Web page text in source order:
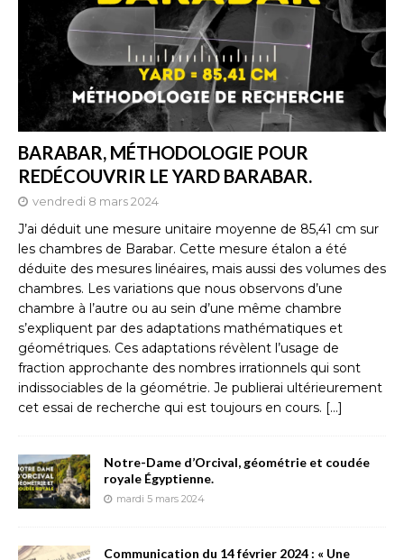
BARABAR, MÉTHODOLOGIE POUR
REDÉCOUVRIR LE YARD BARABAR.
vendredi 8 mars 2024
J’ai déduit une mesure unitaire moyenne de 85,41 cm sur
les chambres de Barabar. Cette mesure étalon a été
déduite des mesures linéaires, mais aussi des volumes des
chambres. Les variations que nous observons d’une
chambre à l’autre ou au sein d’une même chambre
s’expliquent par des adaptations mathématiques et
géométriques. Ces adaptations révèlent l’usage de
fraction approchante des nombres irrationnels qui sont
indissociables de la géométrie. Je publierai ultérieurement
cet essai de recherche qui est toujours en cours. […]
Notre-Dame d’Orcival, géométrie et coudée
royale Égyptienne.
mardi 5 mars 2024
Communication du 14 février 2024 : « Une